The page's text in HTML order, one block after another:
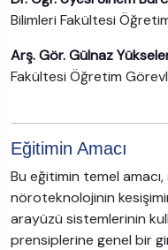
Bilimleri Fakültesi
Arş. Gör. Gülnaz
Fakültesi Öğretim
Eğitimin Amacı
Bu eğitimin temel
nöroteknolojinin
arayüzü sistemlerinin
prensiplerine genel bir